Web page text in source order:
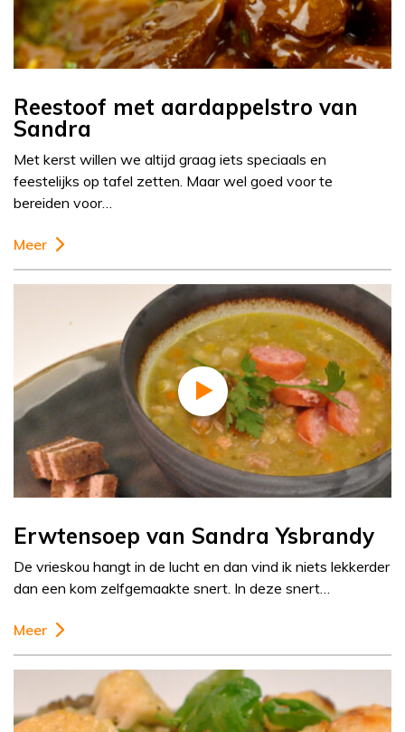
Reestoof met aardappelstro van
Sandra
Met kerst willen we altijd graag iets speciaals en
feestelijks op tafel zetten. Maar wel goed voor te
bereiden voor…
Meer
Erwtensoep van Sandra Ysbrandy
De vrieskou hangt in de lucht en dan vind ik niets lekkerder
dan een kom zelfgemaakte snert. In deze snert…
Meer